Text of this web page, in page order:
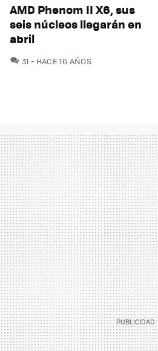
AMD Phenom II X6, sus
seis núcleos llegarán en
abril
31 COMENTARIOS
HACE 16 AÑOS